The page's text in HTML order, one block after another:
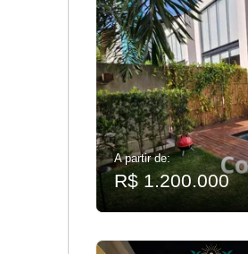
A partir de:
R$ 1.200.000